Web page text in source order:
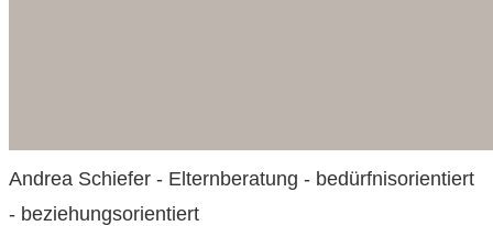
Andrea Schiefer - Elternberatung - bedürfnisorientiert
- beziehungsorientiert